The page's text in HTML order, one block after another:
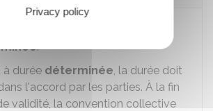
collective est généralement à
.
à durée déterminée, la durée doit
l'accord par les parties. À la fin
validité, la convention collective
Privacy policy